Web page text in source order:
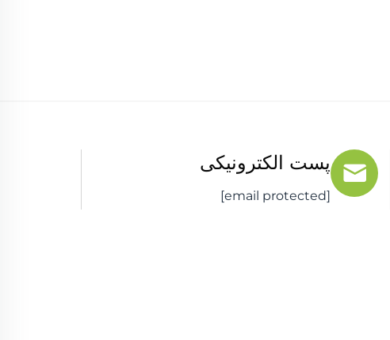
پست الکترونیکی
[email protected]